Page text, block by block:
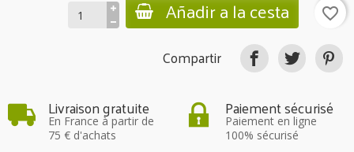
Añadir a la cesta favorite_border
Compartir
Livraison gratuite
En France à partir de
75 € d'achats
Paiement sécurisé
Paiement en ligne
100% sécurisé